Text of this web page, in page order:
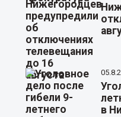
в